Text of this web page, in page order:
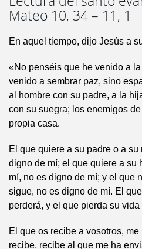
Mateo 10, 34 – 11, 1
En aquel tiempo, dijo Jesús a
«No penséis que he venido a
venido a sembrar paz, sino
al hombre con su padre, a la
con su suegra; los enemigos
propia casa.
El que quiere a su padre o a
digno de mí; el que quiere a su
mí, no es digno de mí; y el que
sigue, no es digno de mí. El
perderá, y el que pierda su
El que os recibe a vosotros,
recibe, recibe al que me ha